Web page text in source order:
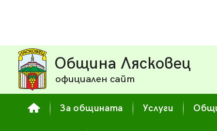
Община Лясковец
официален сайт
За общината Услуги